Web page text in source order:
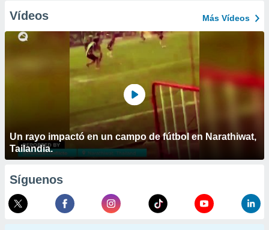
Vídeos Más Vídeos
Un rayo impactó en un campo de fútbol en Narathiwat,
Tailandia.
Síguenos